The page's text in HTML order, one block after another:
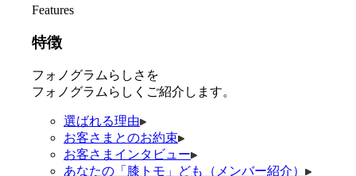
Features
特徴
フォノグラムらしさを
フォノグラムらしくご紹介します。
選ばれる理由
お客さまとのお約束
お客さまインタビュー
あなたの「膝トモ」ども（メンバー紹介）